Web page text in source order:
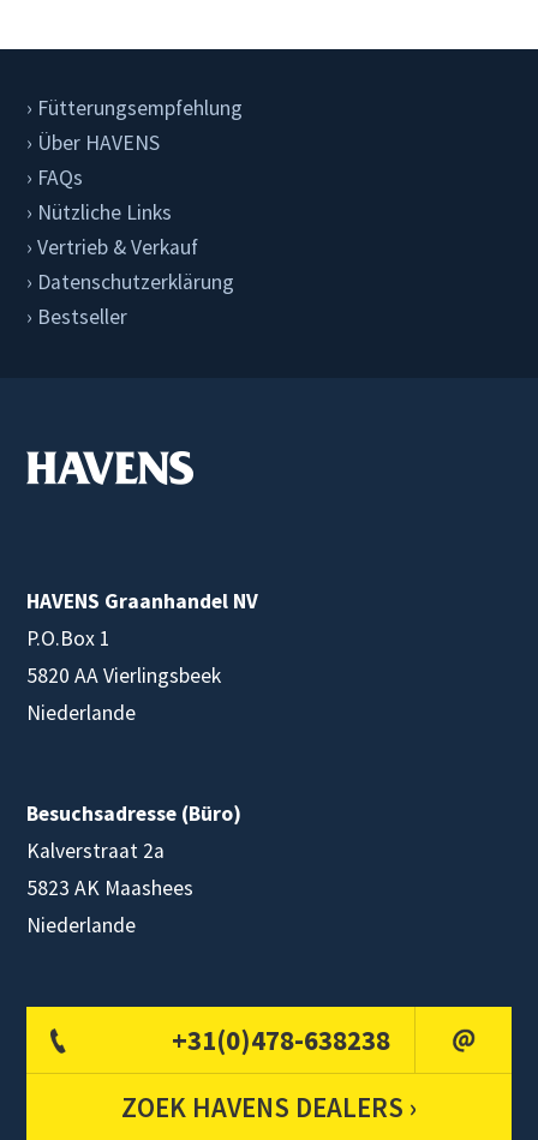
Fütterungsempfehlung
Über HAVENS
FAQs
Nützliche Links
Vertrieb & Verkauf
Datenschutzerklärung
Bestseller
HAVENS Graanhandel NV
P.O.Box 1
5820 AA Vierlingsbeek
Niederlande
Besuchsadresse (Büro)
Kalverstraat 2a
5823 AK Maashees
Niederlande
+31(0)478-638238
ZOEK HAVENS DEALERS ›